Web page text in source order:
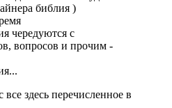
библия )
чередуются с
вопросов и прочим -
все здесь перечисленное в